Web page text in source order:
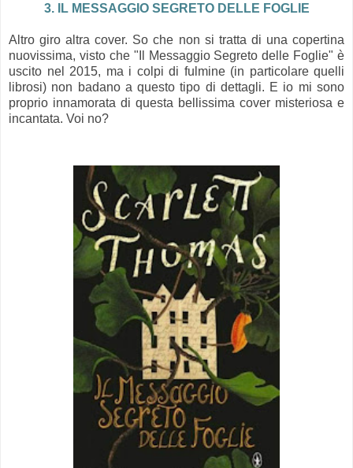
3. IL MESSAGGIO SEGRETO DELLE FOGLIE
Altro giro altra cover. So che non si tratta di una copertina
nuovissima, visto che "Il Messaggio Segreto delle Foglie" è
uscito nel 2015, ma i colpi di fulmine (in particolare quelli
librosi) non badano a questo tipo di dettagli. E io mi sono
proprio innamorata di questa bellissima cover misteriosa e
incantata. Voi no?